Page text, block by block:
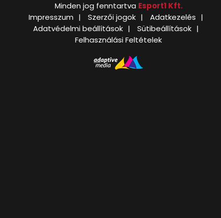
Minden jog fenntartva Esport1 Kft.
Impresszum
Szerzői jogok
Adatkezelés
Adatvédelmi beállítások
Sütibeállítások
Felhasználási Feltételek